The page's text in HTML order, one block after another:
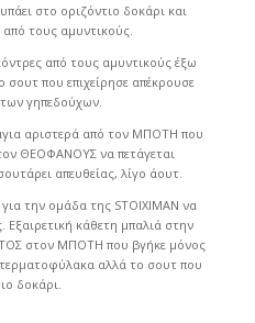
στο οριζόντιο δοκάρι και
τους αμυντικούς.
από τους αμυντικούς έξω
σουτ που επιχείρησε απέκρουσε
γηπεδούχων.
αριστερά από τον ΜΠΟΤΗ που
ΘΕΟΦΑΝΟΥΣ να πετάγεται
απευθείας, λίγο άουτ.
την ομάδα της STOIXIMAN να
Εξαιρετική κάθετη μπαλιά στην
στον ΜΠΟΤΗ που βγήκε μόνος
αλλά το σουτ που
δοκάρι.